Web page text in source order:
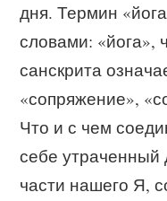
дня. Термин
словами: «йога»,
санскрита
«сопряжение»,
Что и с чем
себе утраченный
части нашего Я,